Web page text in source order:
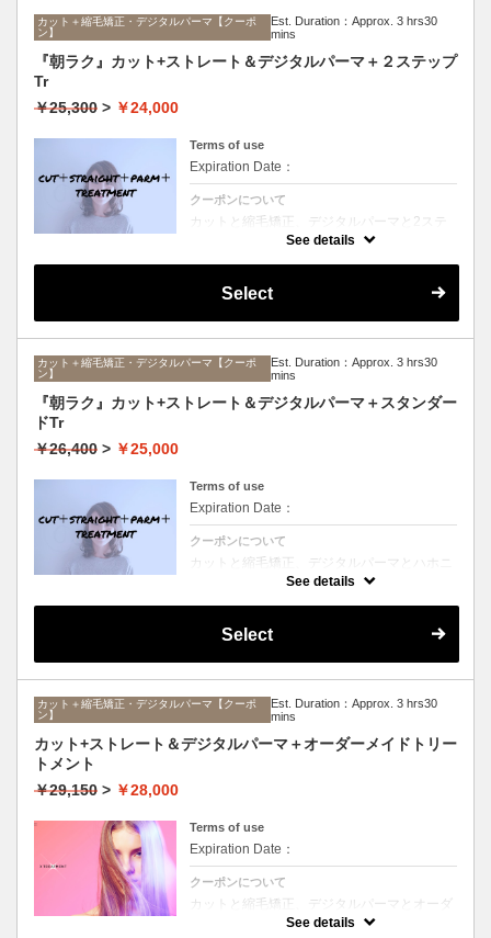
カット＋縮毛矯正・デジタルパーマ【クーポ
ン】
Est. Duration：Approx. 3 hrs30
mins
『朝ラク』カット+ストレート＆デジタルパーマ＋２ステップ
Tr
￥25,300 > ￥24,000
Terms of use
Expiration Date：
クーポンについて
カットと縮毛矯正、デジタルパーマと2ステ
ップTrのセットメニュー。ボリュームは抑え
グを楽にしたい方にオススメ☆ロング料金な
See details
Select
カット＋縮毛矯正・デジタルパーマ【クーポ
ン】
Est. Duration：Approx. 3 hrs30
mins
『朝ラク』カット+ストレート＆デジタルパーマ＋スタンダー
ドTr
￥26,400 > ￥25,000
Terms of use
Expiration Date：
クーポンについて
カットと縮毛矯正、デジタルパーマとハホニ
コTrのセットメニュー。ボリュームは抑えて
を楽にしたい方にオススメ☆ロング料金な
See details
Select
カット＋縮毛矯正・デジタルパーマ【クーポ
ン】
Est. Duration：Approx. 3 hrs30
mins
カット+ストレート＆デジタルパーマ＋オーダーメイドトリー
トメント
￥29,150 > ￥28,000
Terms of use
Expiration Date：
クーポンについて
カットと縮毛矯正、デジタルパーマとオーダ
ーメイドTrのセットメニュー。ボリュームは
See details